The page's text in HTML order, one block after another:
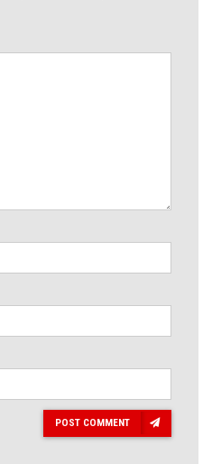
POST COMMENT